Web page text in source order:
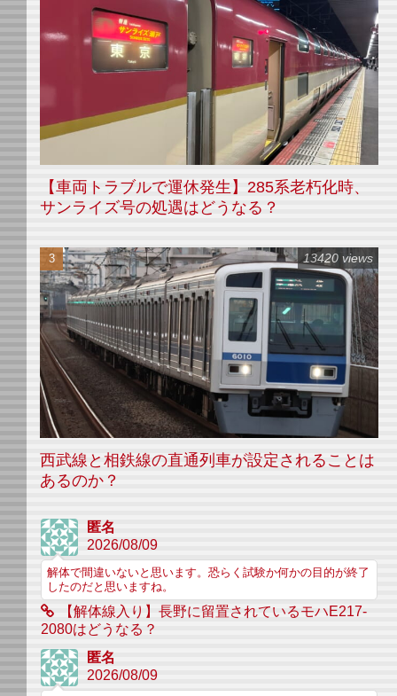
【車両トラブルで運休発生】285系老朽化時、
サンライズ号の処遇はどうなる？
西武線と相鉄線の直通列車が設定されることは
あるのか？
13420 views
匿名
2026/08/09
解体で間違いないと思います。恐らく試験か何かの目的が終了
したのだと思いますね。
【解体線入り】長野に留置されているモハE217-
2080はどうなる？
匿名
2026/08/09